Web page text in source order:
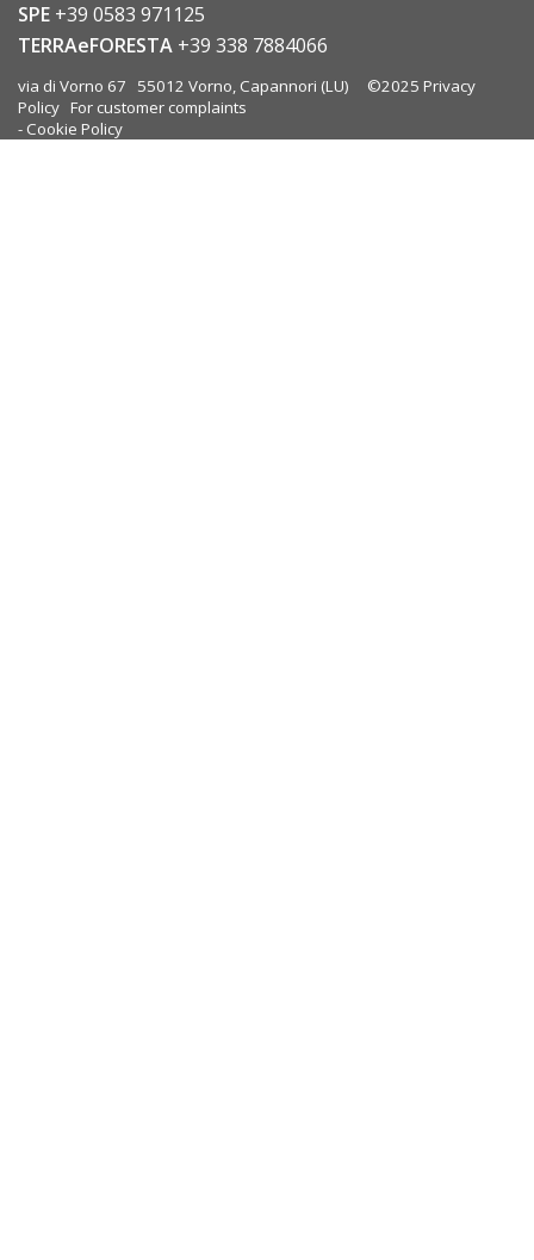
SPE +39 0583 971125
TERRAeFORESTA +39 338 7884066
via di Vorno 67 55012 Vorno, Capannori (LU) ©2025 Privacy
Policy For customer complaints
- Cookie Policy